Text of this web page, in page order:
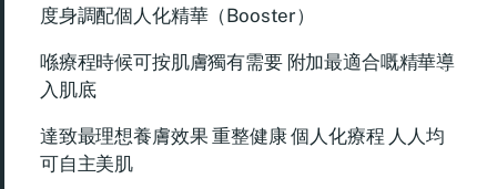
度身調配個人化精華（Booster）
喺療程時候可按肌膚獨有需要 附加最適合嘅精華導
入肌底
達致最理想養膚效果 重整健康 個人化療程 人人均
可自主美肌